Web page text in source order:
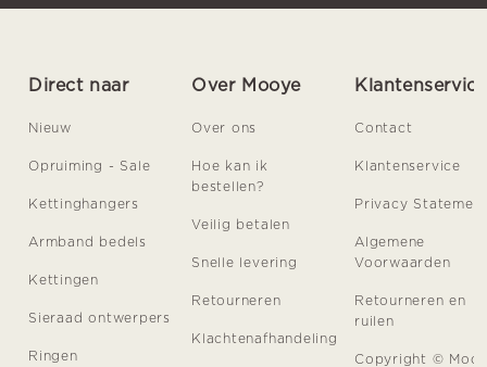
Direct naar
Nieuw
Opruiming - Sale
Kettinghangers
Armband bedels
Kettingen
Sieraad ontwerpers
Ringen
Over Mooye
Over ons
Hoe kan ik
bestellen?
Veilig betalen
Snelle levering
Retourneren
Klachtenafhandeling
Klantenservice
Contact
Klantenservice
Privacy
Algemene
Voorwaarden
Retourneren en
ruilen
Copyright ©